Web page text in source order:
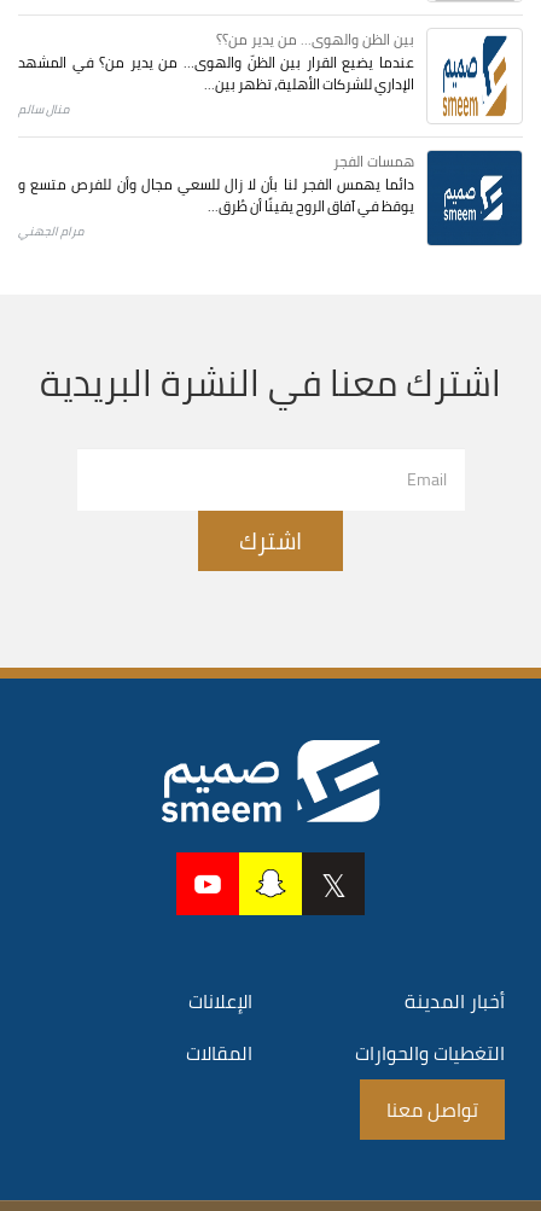
بين الظن والهوى... من يدير من؟؟
عندما يضيع القرار بين الظنّ والهوى… من يدير من؟ في المشهد
الإداري للشركات الأهلية، تظهر بين...
منال سالم
همسات الفجر
دائما يهمس الفجر لنا بأن لا زال للسعي مجال وأن للفرص متسع و
يوقظ في آفاق الروح يقينًا أن طُرق...
مرام الجهني
اشترك معنا في النشرة البريدية
اشترك
أخبار المدينة
الإعلانات
التغطيات والحوارات
المقالات
تواصل معنا